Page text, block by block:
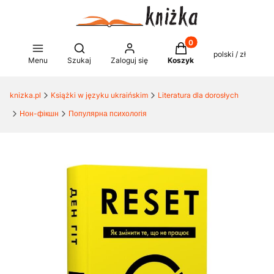
Menu
Otwórz wyszukiwarkę
Szukaj Zaloguj się
Produkty w koszyku:
Koszyk
polski / zł
knizka.pl Książki w języku ukraińskim
Literatura dla dorosłych
Нон-фікшн
Популярна психологія